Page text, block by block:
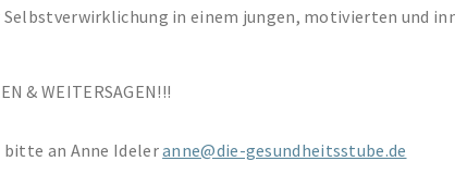
in einem jungen, motivierten und
& WEITERSAGEN!!!
bitte an Anne Ideleranne@die-gesundheitsstube.de